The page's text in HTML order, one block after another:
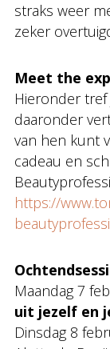
straks weer
zeker
Meet the
Hieronder
daaronder
van hen kunt
cadeau en
https://
Maandag 7
uit jezelf en
Dinsdag 8